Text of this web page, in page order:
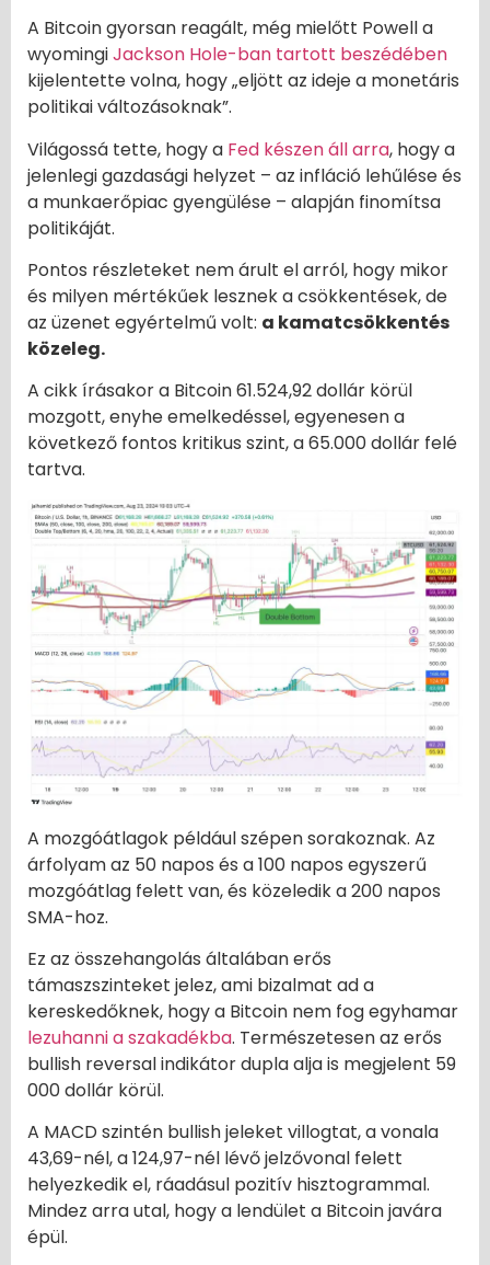
A Bitcoin gyorsan reagált, még mielőtt Powell a
wyomingiJackson Hole-ban tartott beszédében
kijelentette volna, hogy „eljött az ideje a monetáris
politikai változásoknak”.
Világossá tette, hogy a Fed készen áll arra, hogy a
jelenlegi gazdasági helyzet – az infláció lehűlése és
a munkaerőpiac gyengülése – alapján finomítsa
politikáját.
Pontos részleteket nem árult el arról, hogy mikor
és milyen mértékűek lesznek a csökkentések, de
az üzenet egyértelmű volt: a kamatcsökkentés
közeleg.
A cikk írásakor a Bitcoin 61.524,92 dollár körül
mozgott, enyhe emelkedéssel, egyenesen a
következő fontos kritikus szint, a 65.000 dollár felé
tartva.
A mozgóátlagok például szépen sorakoznak. Az
árfolyam az 50 napos és a 100 napos egyszerű
mozgóátlag felett van, és közeledik a 200 napos
SMA-hoz.
Ez az összehangolás általában erős
támaszszinteket jelez, ami bizalmat ad a
kereskedőknek, hogy a Bitcoin nem fog egyhamar
lezuhanni a szakadékba. Természetesen az erős
bullish reversal indikátor dupla alja is megjelent 59
000 dollár körül.
A MACD szintén bullish jeleket villogtat, a vonala
43,69-nél, a 124,97-nél lévő jelzővonal felett
helyezkedik el, ráadásul pozitív hisztogrammal.
Mindez arra utal, hogy a lendület a Bitcoin javára
épül.